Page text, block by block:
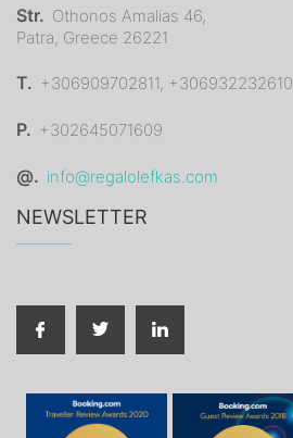
Str. Othonos Amalias 46,
Patra, Greece 26221
T. +306909702811, +306932232610
P. +302645071609
@. info@regalolefkas.com
NEWSLETTER